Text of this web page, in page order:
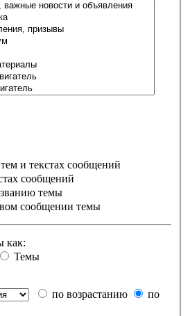
и текстах сообщений
сообщений
темы
сообщении темы
как:
Темы
по возрастанию
по